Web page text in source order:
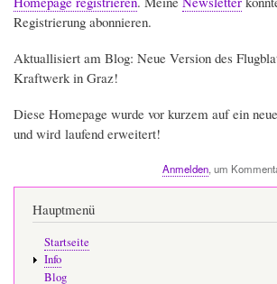
Registrierung abonnieren.
Aktuallisiert am Blog: Neue Version des
Kraftwerk in Graz!
Diese Homepage wurde vor kurzem auf ein
und wird laufend erweitert!
Anmelden, um
Hauptmenü
Startseite
Info
Blog